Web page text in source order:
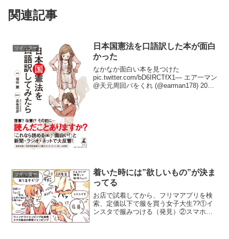
関連記事
ツイッター
日本国憲法を口語訳した本が面白
かった
なかなか面白い本を見つけた
pic.twitter.com/bD6IRCTfX1— エア一マン
@天元周回パをくれ (@earman178) 2017
ツイッター
着いた時には”欲しいもの”が決ま
ってる
お店で試着してから、フリマアプリを検
索、定価以下で服を買う女子大生??①イ
ンスタで服みつける（発見）②スマホ通